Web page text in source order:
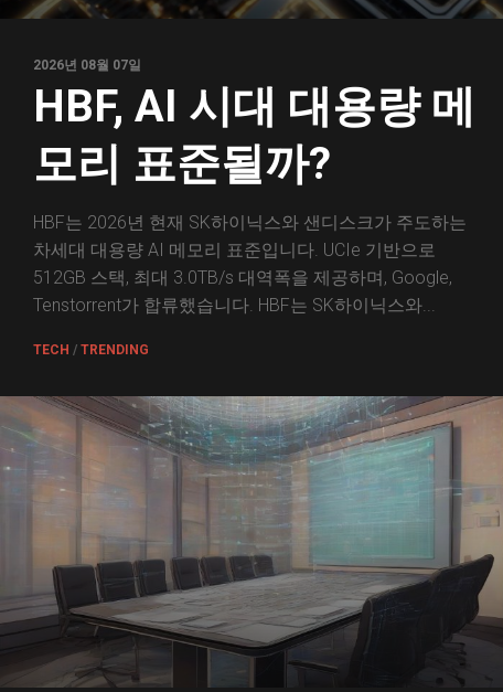
2026년 08월 07일
HBF, AI 시대 대용량 메
모리 표준될까?
HBF는 2026년 현재 SK하이닉스와 샌디스크가 주도하는
차세대 대용량 AI 메모리 표준입니다. UCIe 기반으로
512GB 스택, 최대 3.0TB/s 대역폭을 제공하며, Google,
Tenstorrent가 합류했습니다. HBF는 SK하이닉스와...
TECH / TRENDING